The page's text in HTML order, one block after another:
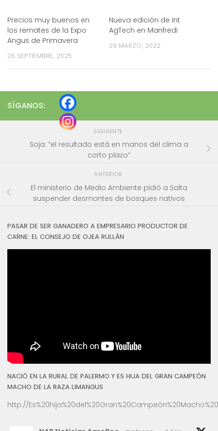
Precios muy buenos en
los remates de la Expo
Angus de Primavera
26 SEPTIEMBRE, 2025
Nueva edición de Int
AgTech en Manfredi
29 MARZO, 2022
SÍGANOS:
SIGUIENTE
Soja: “el resultado está en manos del clima a
corto plazo”
ANTERIOR
El ministerio de Medio Ambiente pidió a Salta
suspender desmontes de bosques nativos
PASAR DE SER GANADERO A EMPRESARIO PRODUCTOR DE
CARNE: EL CONSEJO DE OJEA RULLÁN
NACIÓ EN LA RURAL DE PALERMO Y ES HIJA DEL GRAN CAMPEÓN
MACHO DE LA RAZA LIMANGUS
http://